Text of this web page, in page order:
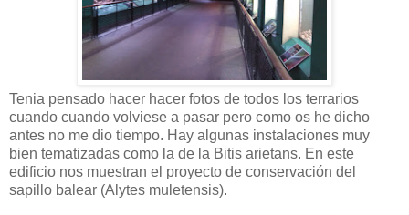
Tenia pensado hacer hacer fotos de todos los terrarios
cuando cuando volviese a pasar pero como os he dicho
antes no me dio tiempo. Hay algunas instalaciones muy
bien tematizadas como la de la Bitis arietans. En este
edificio nos muestran el proyecto de conservación del
sapillo balear (Alytes muletensis).